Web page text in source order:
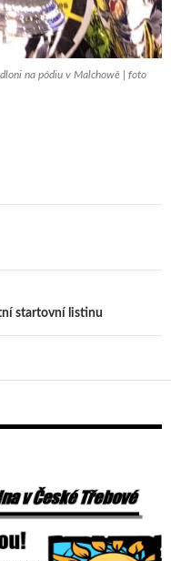
na pódiu v Malchowě | foto
startovní listinu